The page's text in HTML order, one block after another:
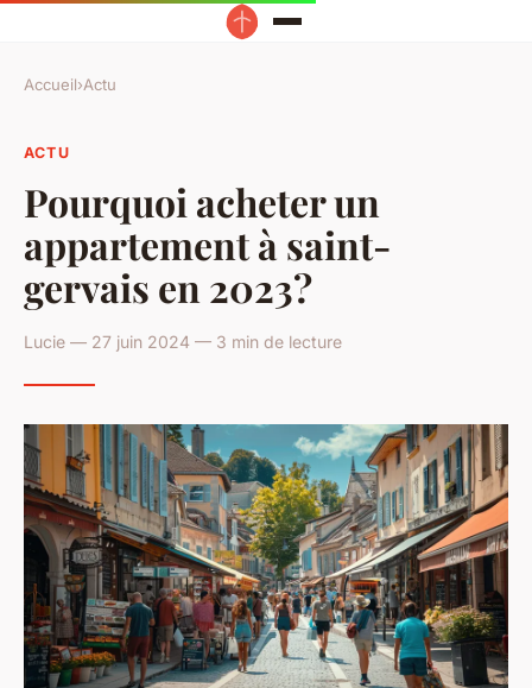
Accueil›Actu
ACTU
Pourquoi acheter un
appartement à saint-
gervais en 2023?
Lucie — 27 juin 2024 — 3 min de lecture